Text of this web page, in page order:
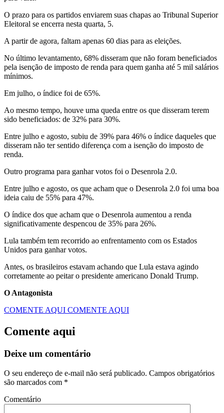
O prazo para os partidos enviarem suas chapas ao Tribunal Superior
Eleitoral se encerra nesta quarta, 5.
A partir de agora, faltam apenas 60 dias para as eleições.
No último levantamento, 68% disseram que não foram beneficiados
pela isenção de imposto de renda para quem ganha até 5 mil salários
mínimos.
Em julho, o índice foi de 65%.
Ao mesmo tempo, houve uma queda entre os que disseram terem
sido beneficiados: de 32% para 30%.
Entre julho e agosto, subiu de 39% para 46% o índice daqueles que
disseram não ter sentido diferença com a isenção do imposto de
renda.
Outro programa para ganhar votos foi o Desenrola 2.0.
Entre julho e agosto, os que acham que o Desenrola 2.0 foi uma boa
ideia caiu de 55% para 47%.
O índice dos que acham que o Desenrola aumentou a renda
significativamente despencou de 35% para 26%.
Lula também tem recorrido ao enfrentamento com os Estados
Unidos para ganhar votos.
Antes, os brasileiros estavam achando que Lula estava agindo
corretamente ao peitar o presidente americano Donald Trump.
O Antagonista
COMENTE AQUI COMENTE AQUI
Comente aqui
Deixe um comentário
O seu endereço de e-mail não será publicado. Campos obrigatórios
são marcados com *
Comentário